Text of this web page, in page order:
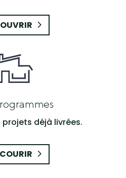
projets déjà livrées.